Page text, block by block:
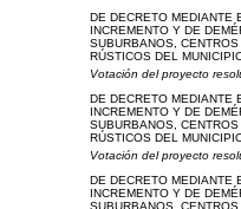
DE DECRETO MEDIANTE
INCREMENTO Y DE
SUBURBANOS,
RÚSTICOS DEL
Votación del proyecto
DE DECRETO MEDIANTE
INCREMENTO Y DE
SUBURBANOS,
RÚSTICOS DEL
Votación del proyecto
DE DECRETO MEDIANTE
INCREMENTO Y DE
SUBURBANOS,